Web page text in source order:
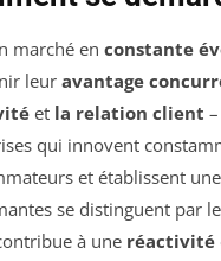
marché en constante
leur avantage
et la relation client
qui innovent
et établissent une
se distinguent par
à une réactivité